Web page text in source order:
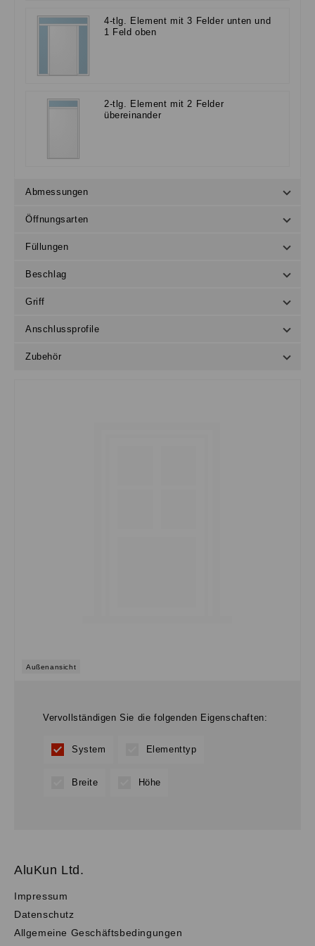
4-tlg. Element mit 3 Felder unten und
1 Feld oben
2-tlg. Element mit 2 Felder
übereinander
Abmessungen
Öffnungsarten
Füllungen
Beschlag
Griff
Anschlussprofile
Zubehör
Außenansicht
Vervollständigen Sie die folgenden Eigenschaften:
System Elementtyp
Breite Höhe
AluKun Ltd.
Impressum
Datenschutz
Allgemeine Geschäftsbedingungen